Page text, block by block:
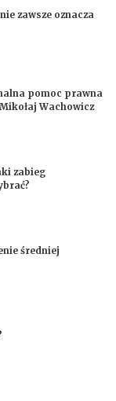
zawsze oznacza
pomoc prawna
Wachowicz
zabieg
średniej